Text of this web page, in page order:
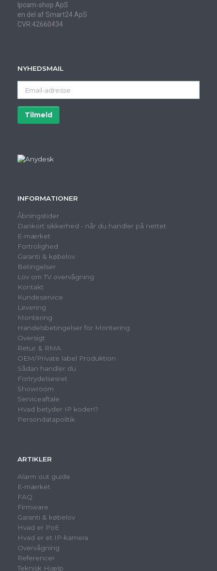
Ipcam-shop ApS
en del af Smart24 ApS
CVR:42660434
NYHEDSMAIL
adresse
Tilmeld
INFORMATIONER
Åbningstider
Dankort sikkerhed - når du handler på nettet
E-mærket
Fortrolighed
Garanti & købelov
Betingelser
Lov om TV overvågning
Kontakt
Kundeservice
Levering
Montering
Handelsbetingelser for Montering
Oversigt
Retur & RMA
OEM/Private label Produktion
Sådan handler du
Fortrydelsesret
Showroom
Serviceaftale
Hvad betyder IP koden?
Persondatapolitik
ARTIKLER
Alarm out guide
E-mærket
FAQ
Firmware
Garanti & købelov
Hvad er PoE
Hvad er et IP-kamera
Overvågning
Referencer
Teknisk Hjælp